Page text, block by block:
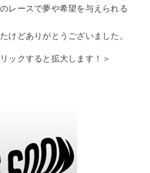
レースで夢や希望を与えられる
けどありがとうございました。
ックすると拡大します！＞